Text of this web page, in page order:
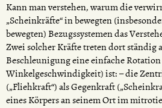
Kann man verstehen, warum die
„Scheinkräfte“ in bewegten
bewegten) Bezugssystemen das
Zwei solcher Kräfte treten dort ständig
Beschleunigung eine einfache
Winkelgeschwindigkeit) ist: – die
(„Fliehkraft“) als Gegenkraft
eines Körpers an seinem Ort im